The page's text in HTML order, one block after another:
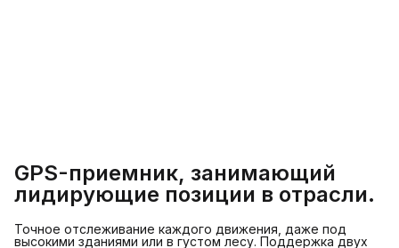
GPS-приемник, занимающий
лидирующие позиции в отрасли.
Точное отслеживание каждого движения, даже под
высокими зданиями или в густом лесу. Поддержка двух